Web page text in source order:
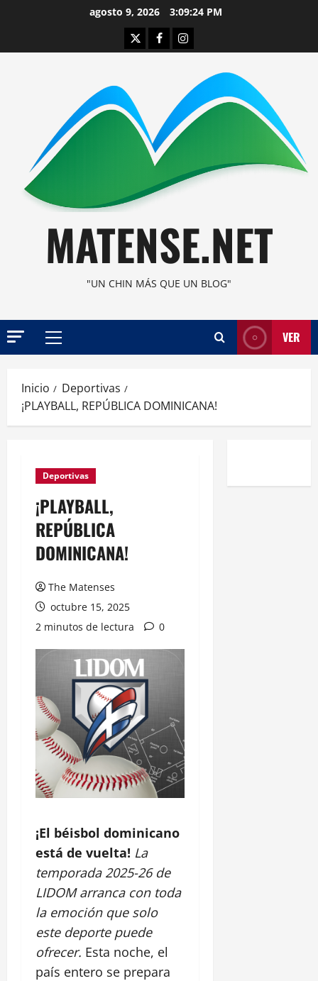
agosto 9, 2026 3:09:24 PM
TwitterFacebookInstagram
MATENSE.NET
"UN CHIN MÁS QUE UN BLOG"
Menú
VER
Inicio
Deportivas
¡PLAYBALL, REPÚBLICA DOMINICANA!
Deportivas
¡PLAYBALL,
REPÚBLICA
DOMINICANA!
The Matenses
octubre 15, 2025
2 minutos de lectura
0
¡El béisbol dominicano
está de vuelta! La
temporada 2025-26 de
LIDOM arranca con toda
la emoción que solo
este deporte puede
ofrecer. Esta noche, el
país entero se prepara